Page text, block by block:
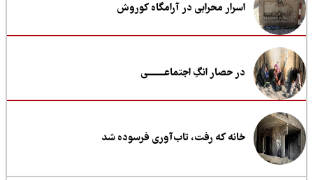
اسرار محرابی در آرامگاه کوروش
در حصار انگِ اجتماعــــــــی
خانه که رفت، تاب‌آوری فرسوده شد